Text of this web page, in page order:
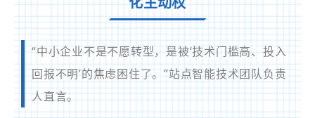
“中小企业不是不愿转型，是被‘技术门槛高、投入
回报不明’的焦虑困住了。”站点智能技术团队负责
人直言。